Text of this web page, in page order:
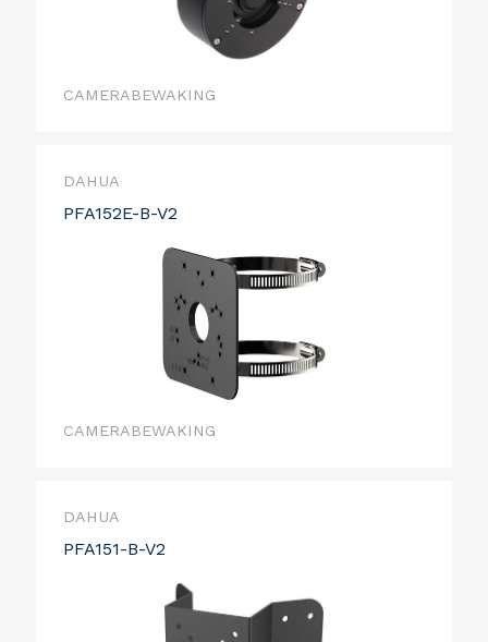
CAMERABEWAKING
DAHUA
PFA152E-B-V2
CAMERABEWAKING
DAHUA
PFA151-B-V2